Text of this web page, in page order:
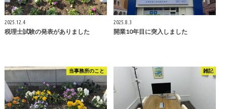
2025.12.4
税理士試験の発表がありました
2025.8.3
開業10年目に突入しました
当事務所のこと 雑記